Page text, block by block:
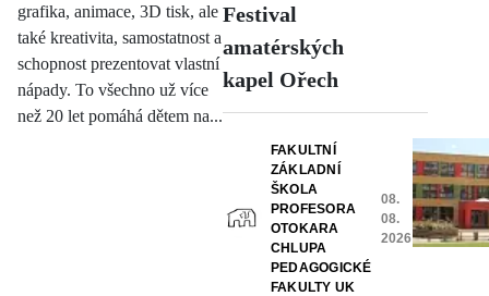
grafika, animace, 3D tisk, ale
také kreativita, samostatnost a
schopnost prezentovat vlastní
nápady. To všechno už více
než 20 let pomáhá dětem na...
Festival
amatérských
kapel Ořech
FAKULTNÍ
ZÁKLADNÍ
ŠKOLA
PROFESORA
OTOKARA
CHLUPA
PEDAGOGICKÉ
FAKULTY UK
08.
08.
2026